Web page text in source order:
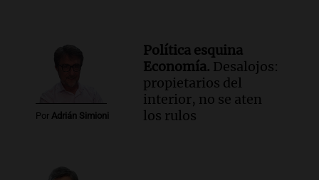
Por Adrián Simioni
Política esquina
Economía. Desalojos:
propietarios del
interior, no se aten
los rulos